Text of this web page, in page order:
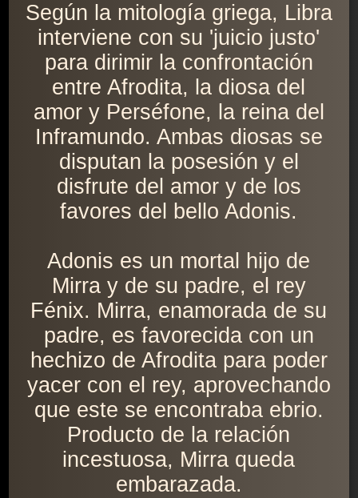
Según la mitología griega, Libra
interviene con su 'juicio justo'
para dirimir la confrontación
entre Afrodita, la diosa del
amor y Perséfone, la reina del
Inframundo. Ambas diosas se
disputan la posesión y el
disfrute del amor y de los
favores del bello Adonis.
Adonis es un mortal hijo de
Mirra y de su padre, el rey
Fénix. Mirra, enamorada de su
padre, es favorecida con un
hechizo de Afrodita para poder
yacer con el rey, aprovechando
que este se encontraba ebrio.
Producto de la relación
incestuosa, Mirra queda
embarazada.